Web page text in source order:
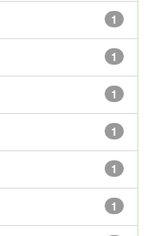
1
1
1
1
1
1